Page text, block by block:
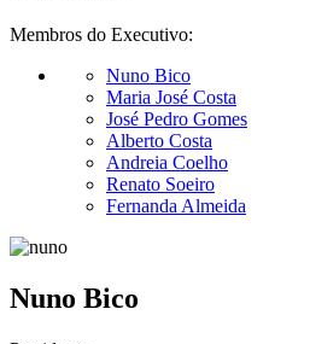
Membros do Executivo:
Nuno Bico
Maria José Costa
José Pedro Gomes
Alberto Costa
Andreia Coelho
Renato Soeiro
Fernanda Almeida
Nuno Bico